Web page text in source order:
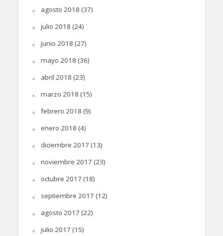
agosto 2018 (37)
julio 2018 (24)
junio 2018 (27)
mayo 2018 (36)
abril 2018 (23)
marzo 2018 (15)
febrero 2018 (9)
enero 2018 (4)
diciembre 2017 (13)
noviembre 2017 (23)
octubre 2017 (18)
septiembre 2017 (12)
agosto 2017 (22)
julio 2017 (15)